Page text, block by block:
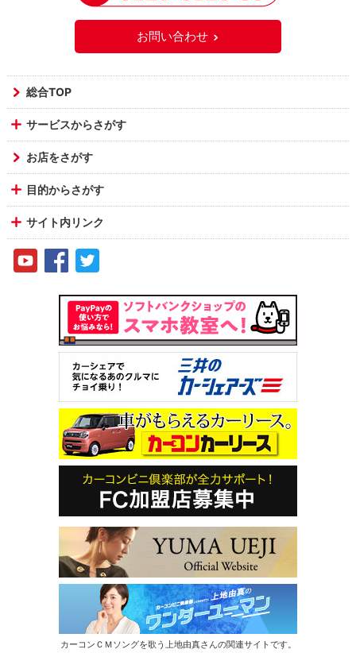
お問い合わせ
総合TOP
サービスからさがす
お店をさがす
目的からさがす
サイト内リンク
カーコンＣＭソングを歌う上地由真さんの関連サイトです。